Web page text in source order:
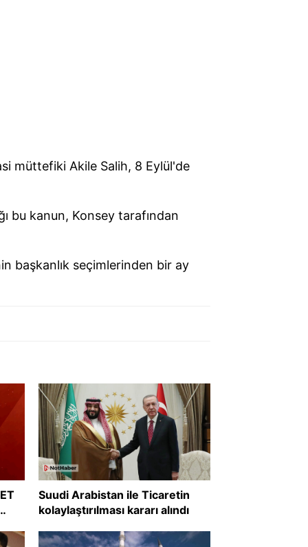
müttefiki Akile Salih, 8 Eylül'de
bu kanun, Konsey tarafından
başkanlık seçimlerinden bir ay
Suudi Arabistan ile Ticaretin
kolaylaştırılması kararı alındı